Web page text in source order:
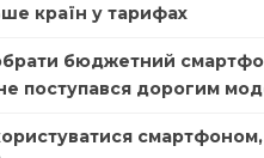
країн у тарифах
бюджетний
поступався дорогим